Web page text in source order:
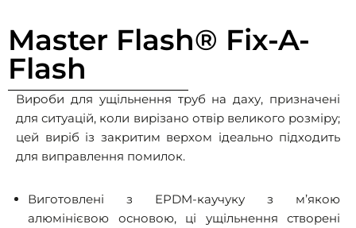
Master Flash® Fix-A-
Flash
Вироби для ущільнення труб на даху, призначені
для ситуацій, коли вирізано отвір великого розміру;
цей виріб із закритим верхом ідеально підходить
для виправлення помилок.
Виготовлені з EPDM-каучуку з м’якою
алюмінієвою основою, ці ущільнення створені